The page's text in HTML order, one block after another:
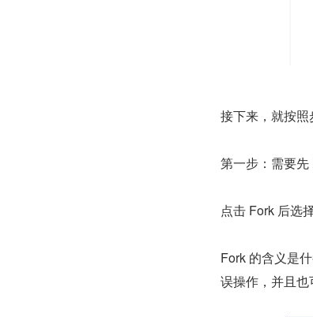
接下来，就按照
第一步：需要先
点击 Fork 后选
Fork 的含义是
误操作，并且也